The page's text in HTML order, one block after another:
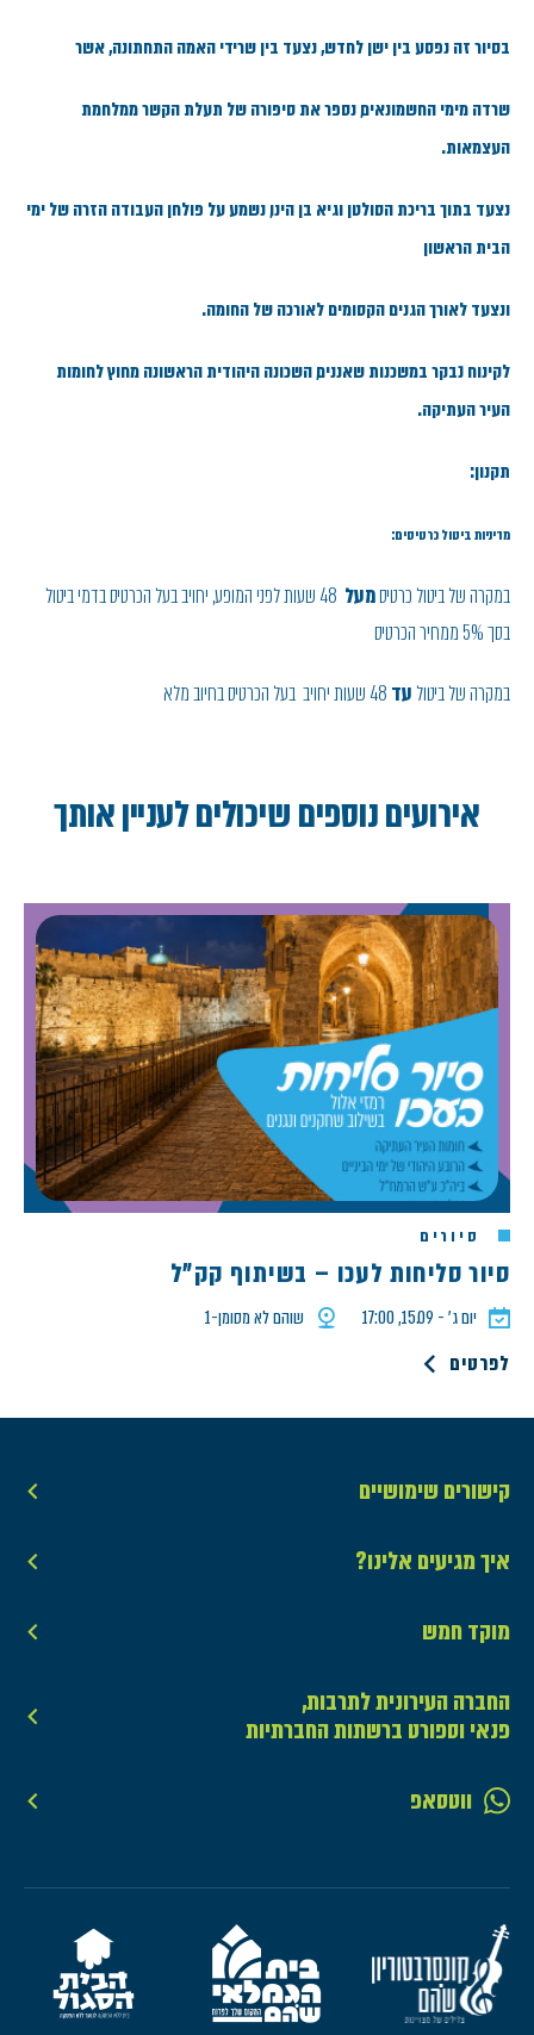
בסיור זה נפסע בין ישן לחדש, נצעד בין שרידי האמה התחתונה, אשר
שרדה מימי החשמונאים, נספר את סיפורה של תעלת הקשר ממלחמת
העצמאות.
נצעד בתוך בריכת הסולטן וגיא בן הינו, נשמע על פולחן העבודה הזרה של ימי
הבית הראשון
ונצעד לאורך הגנים הקסומים לאורכה של החומה.
לקינוח נבקר במשכנות שאננים, השכונה היהודית הראשונה מחוץ לחומות
העיר העתיקה.
תקנון:
מדיניות ביטול כרטיסים:
במקרה של ביטול כרטיסמעל
48 שעות לפני המופע, יחויב בעל הכרטיס בדמי ביטול
בסך 5% ממחיר הכרטיס
במקרה של ביטולעד
אירועים נוספים שיכולים לעניין אותך
סיורים
סיור סליחות לעכו – בשיתוף קק"ל
יום ג׳ - 15.09, 17:00 שוהם לא מסומן-1
לפרטים
קישורים שימושיים
איך מגיעים אלינו?
מוקד חמש
החברה העירונית לתרבות,
פנאי וספורט ברשתות החברתיות
ווטסאפ